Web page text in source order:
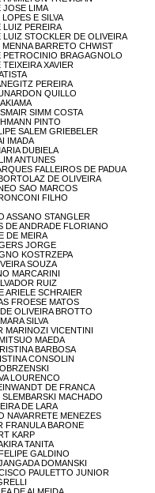
LIMA
E SILVA
PEREIRA
STOCKLER DE OLIVEIRA
BARRETO CHWIST
BRAGAGNOLO
XAVIER
PEREIRA
QUILLO
SIMM COSTA
PINTO
SALEM GRIEBELER
IMADA
DUBIELA
ANTUNES
FALLEIROS DE PADUA
DE OLIVEIRA
SAO MARCOS
FILHO
STANGLER
ANDRADE FLORIANO
DE MEIRA
JORGE
KOSTRZEPA
SOUZA
MARCARINI
RUIZ
SCHRAIER
FROESE MATOS
OLIVEIRA BROTTO
SILVA
VICENTINI
MAEDA
BARBOSA
CONSOLIN
LOURENCO
DE FRANCA
MACHADO
DE LARA
MENEZES
BARONE
KARP
TANITA
GALDINO
DOMANSKI
PAULETTO JUNIOR